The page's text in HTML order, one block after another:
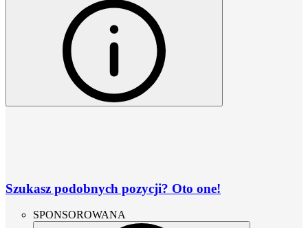
Szukasz podobnych pozycji? Oto one!
SPONSOROWANA